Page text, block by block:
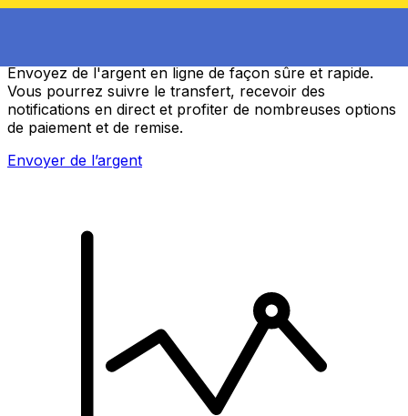
Envoyez de l'argent en ligne de façon sûre et rapide.
Vous pourrez suivre le transfert, recevoir des
notifications en direct et profiter de nombreuses options
de paiement et de remise.
Envoyer de l’argent